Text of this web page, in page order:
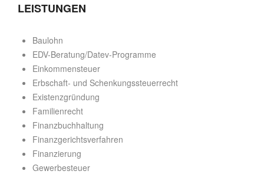
LEISTUNGEN
Baulohn
EDV-Beratung/Datev-Programme
Einkommensteuer
Erbschaft- und Schenkungssteuerrecht
Existenzgründung
Familienrecht
Finanzbuchhaltung
Finanzgerichtsverfahren
Finanzierung
Gewerbesteuer